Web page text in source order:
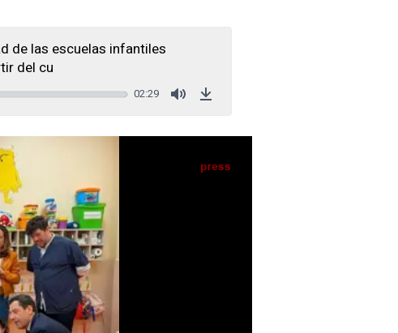
de las escuelas infantiles
del cu
02:29
a la escuela infantil Los Molares, ubicada en el citado municipio
sevillano - DELEGACIÓN DE EDUCACIÓN DE LA JUNTA EN SEVILLA
Moreno, ha anunciado este
implantará la gratuidad en las
autonómica y los
de un año.